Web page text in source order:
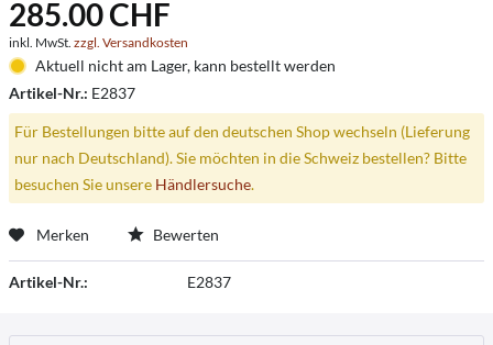
285.00 CHF
inkl. MwSt. zzgl. Versandkosten
Aktuell nicht am Lager, kann bestellt werden
Artikel-Nr.: E2837
Für Bestellungen bitte auf den deutschen Shop wechseln (Lieferung
nur nach Deutschland). Sie möchten in die Schweiz bestellen? Bitte
besuchen Sie unsere Händlersuche.
Merken Bewerten
Artikel-Nr.: E2837